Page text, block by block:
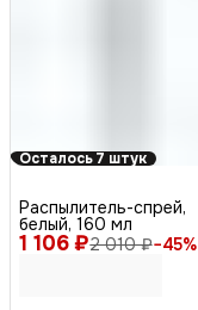
Осталось 7 штук
1 106 ₽2 010 ₽−45%
Распылитель-спрей,
белый, 160 мл